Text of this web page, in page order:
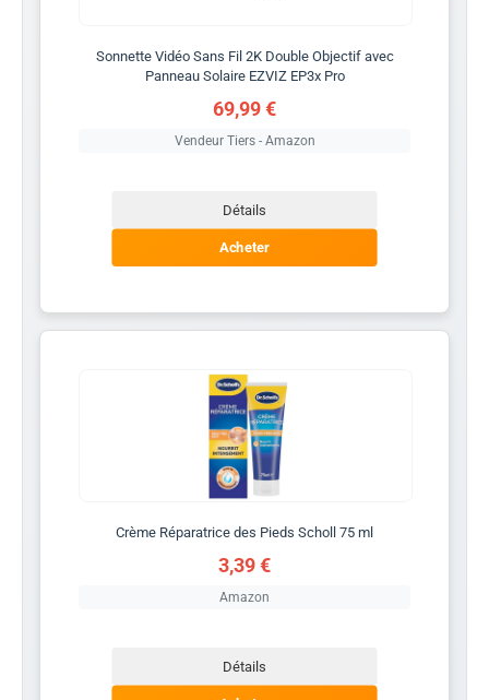
Sonnette Vidéo Sans Fil 2K Double Objectif avec
Panneau Solaire EZVIZ EP3x Pro
69,99 €
Vendeur Tiers - Amazon
Détails
Acheter
Crème Réparatrice des Pieds Scholl 75 ml
3,39 €
Amazon
Détails